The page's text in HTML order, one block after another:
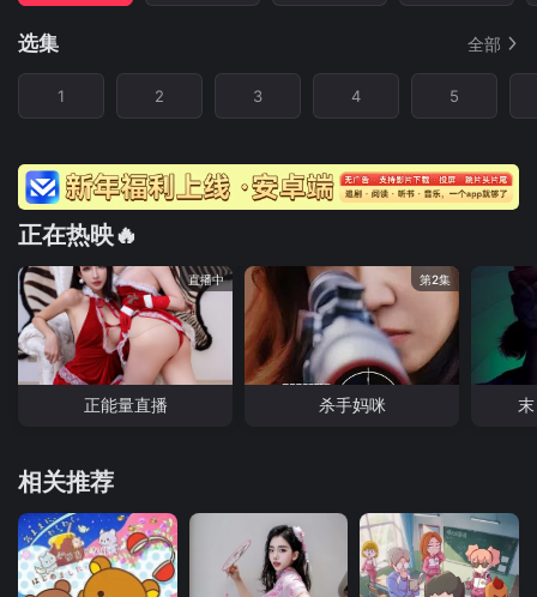
选集 全部
1 2 3 4 5
正在热映🔥
直播中
正能量直播
第2集
杀手妈咪
相关推荐